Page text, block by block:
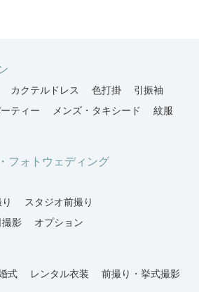
カクテルドレス 色打掛
引振袖
ティー メンズ・タキシード
紋服
フォトウェディング
スタジオ前撮り
撮影
オプション
式 レンタル衣装 前撮り・挙式撮影